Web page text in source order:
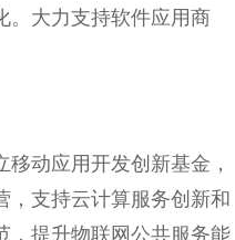
。大力支持软件应用商
动应用开发创新基金，
，支持云计算服务创新和
，提升物联网公共服务能